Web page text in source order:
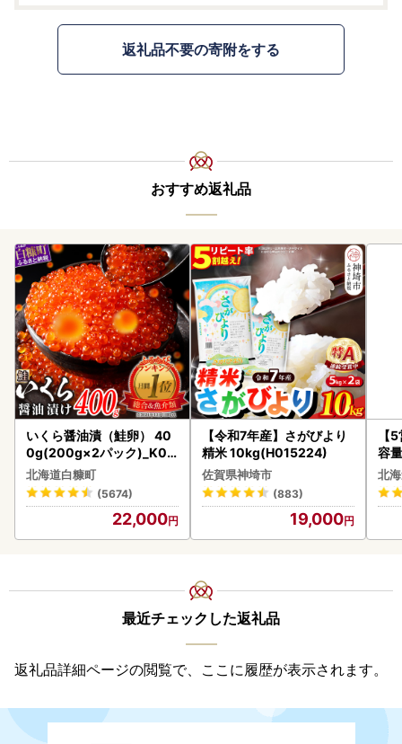
返礼品不要の寄附をする
おすすめ返礼品
いくら醤油漬（鮭卵） 40
0g(200g×2パック)_K02
2-1676
北海道白糠町
(5674)
22,000
【令和7年産】さがびより
精米 10kg(H015224)
佐賀県神埼市
(883)
19,000
【
容
あ
ー
058
北
最近チェックした返礼品
返礼品詳細ページの閲覧で、ここに履歴が表示されます。